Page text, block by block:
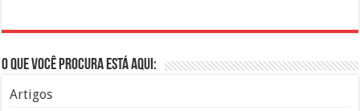
O que você procura está aqui:
Artigos